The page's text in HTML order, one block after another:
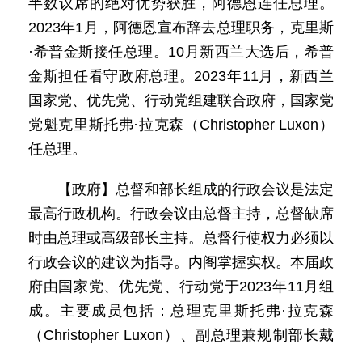
半数议席的绝对优势获胜，阿德恩连任总理。
2023年1月，阿德恩宣布辞去总理职务，克里斯
·希普金斯接任总理。10月新西兰大选后，希普
金斯担任看守政府总理。2023年11月，新西兰
国家党、优先党、行动党组建联合政府，国家党
党魁克里斯托弗·拉克森（Christopher Luxon）
任总理。
【政府】总督和部长组成的行政会议是法定
最高行政机构。行政会议由总督主持，总督缺席
时由总理或高级部长主持。总督行使权力必须以
行政会议的建议为指导。内阁掌握实权。本届政
府由国家党、优先党、行动党于2023年11月组
成。主要成员包括：总理克里斯托弗·拉克森
（Christopher Luxon）、副总理兼规制部长戴